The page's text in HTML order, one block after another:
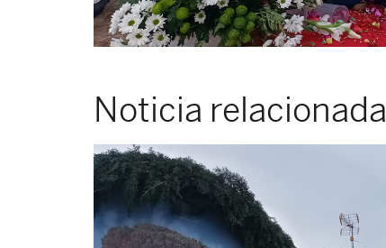
Noticia relacionada